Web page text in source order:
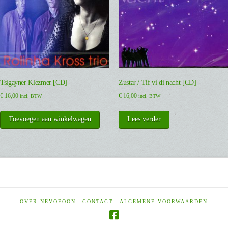
Tsigayner Klezmer [CD]
€ 16,00 incl. BTW
Toevoegen aan winkelwagen
Zustar / Tif vi di nacht [CD]
€16,00 incl. BTW
Lees verder
OVER NEVOFOON CONTACT ALGEMENE VOORWAARDEN